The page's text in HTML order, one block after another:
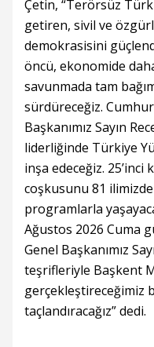
Çetin, “Terörsüz
getiren, sivil ve
demokrasisini
öncü, ekonomide
savunmada tam
sürdüreceğiz.
Başkanımız Sayın
liderliğinde Türkiye
inşa edeceğiz.
coşkusunu 81
programlarla
Ağustos 2026 Cuma
Genel Başkanımız
teşrifleriyle Başkent
gerçekleştireceğimiz
taçlandıracağız” dedi.